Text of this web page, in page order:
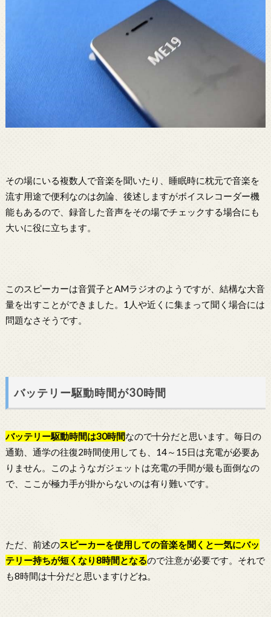
その場にいる複数人で音楽を聞いたり、睡眠時に枕元で音楽を
流す用途で便利なのは勿論、後述しますがボイスレコーダー機
能もあるので、録音した音声をその場でチェックする場合にも
大いに役に立ちます。
このスピーカーは音質子とAMラジオのようですが、結構な大音
量を出すことができました。1人や近くに集まって聞く場合には
問題なさそうです。
バッテリー駆動時間が30時間
バッテリー駆動時間は30時間なので十分だと思います。毎日の
通勤、通学の往復2時間使用しても、14～15日は充電が必要あ
りません。このようなガジェットは充電の手間が最も面倒なの
で、ここが極力手が掛からないのは有り難いです。
ただ、前述のスピーカーを使用しての音楽を聞くと一気にバッ
テリー持ちが短くなり8時間となるので注意が必要です。それで
も8時間は十分だと思いますけどね。